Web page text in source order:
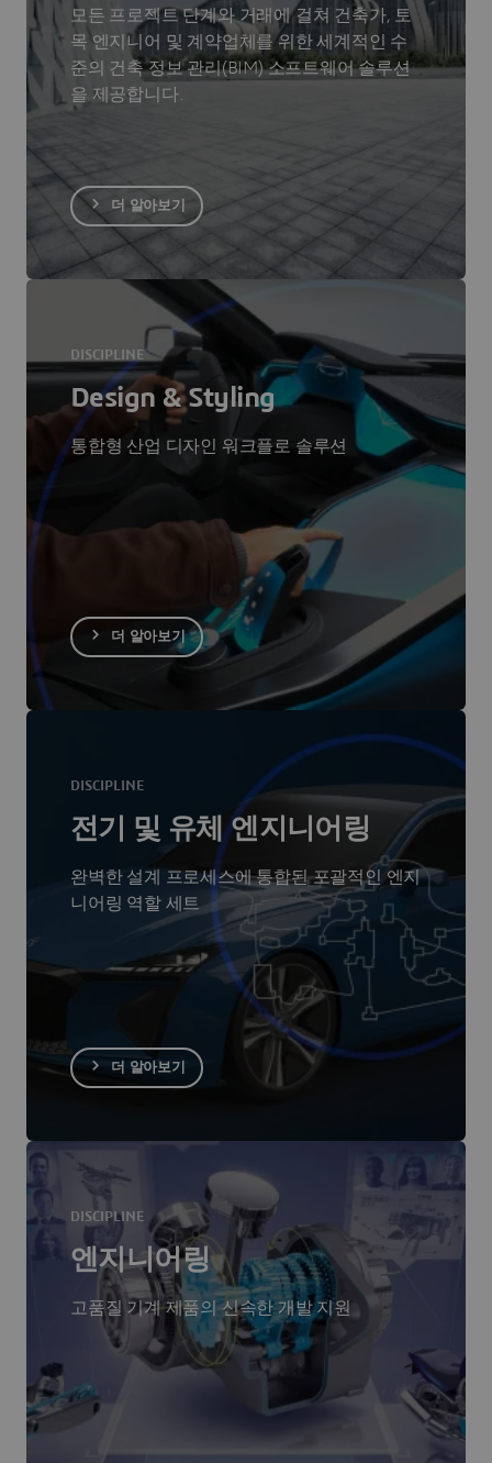
모든 프로젝트 단계와 거래에 걸쳐 건축가, 토
목 엔지니어 및 계약업체를 위한 세계적인 수
준의 건축 정보 관리(BIM) 소프트웨어 솔루션
을 제공합니다.
더 알아보기
DISCIPLINE
Design & Styling
통합형 산업 디자인 워크플로 솔루션
더 알아보기
DISCIPLINE
전기 및 유체 엔지니어링
완벽한 설계 프로세스에 통합된 포괄적인 엔지
니어링 역할 세트
더 알아보기
DISCIPLINE
엔지니어링
고품질 기계 제품의 신속한 개발 지원